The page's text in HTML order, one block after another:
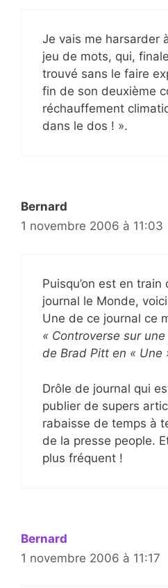
Je vais me harsarder
jeu de mots, qui,
trouvé sans le faire
fin de son deuxième
réchauffement
dans le dos ! ».
Bernard
1 novembre 2006 à 11:03
Puisqu’on est en train
journal le Monde,
Une de ce journal ce
« Controverse sur
de Brad Pitt en « Une
Drôle de journal qui
publier de supers
rabaisse de temps à
de la presse people.
plus fréquent !
Bernard
1 novembre 2006 à 11:17